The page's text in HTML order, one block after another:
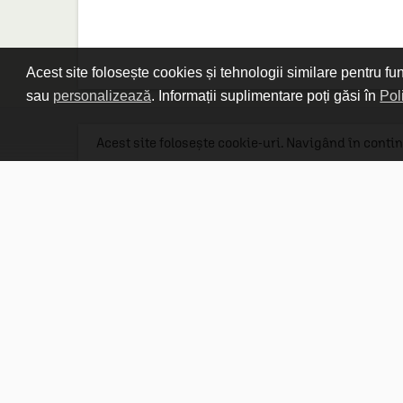
Acest site folosește cookies și tehnologii similare pentru
sau personalizează. Informații suplimentare poți găsi în
Linkuri utile
Acest site folosește cookie-uri. Navigând în